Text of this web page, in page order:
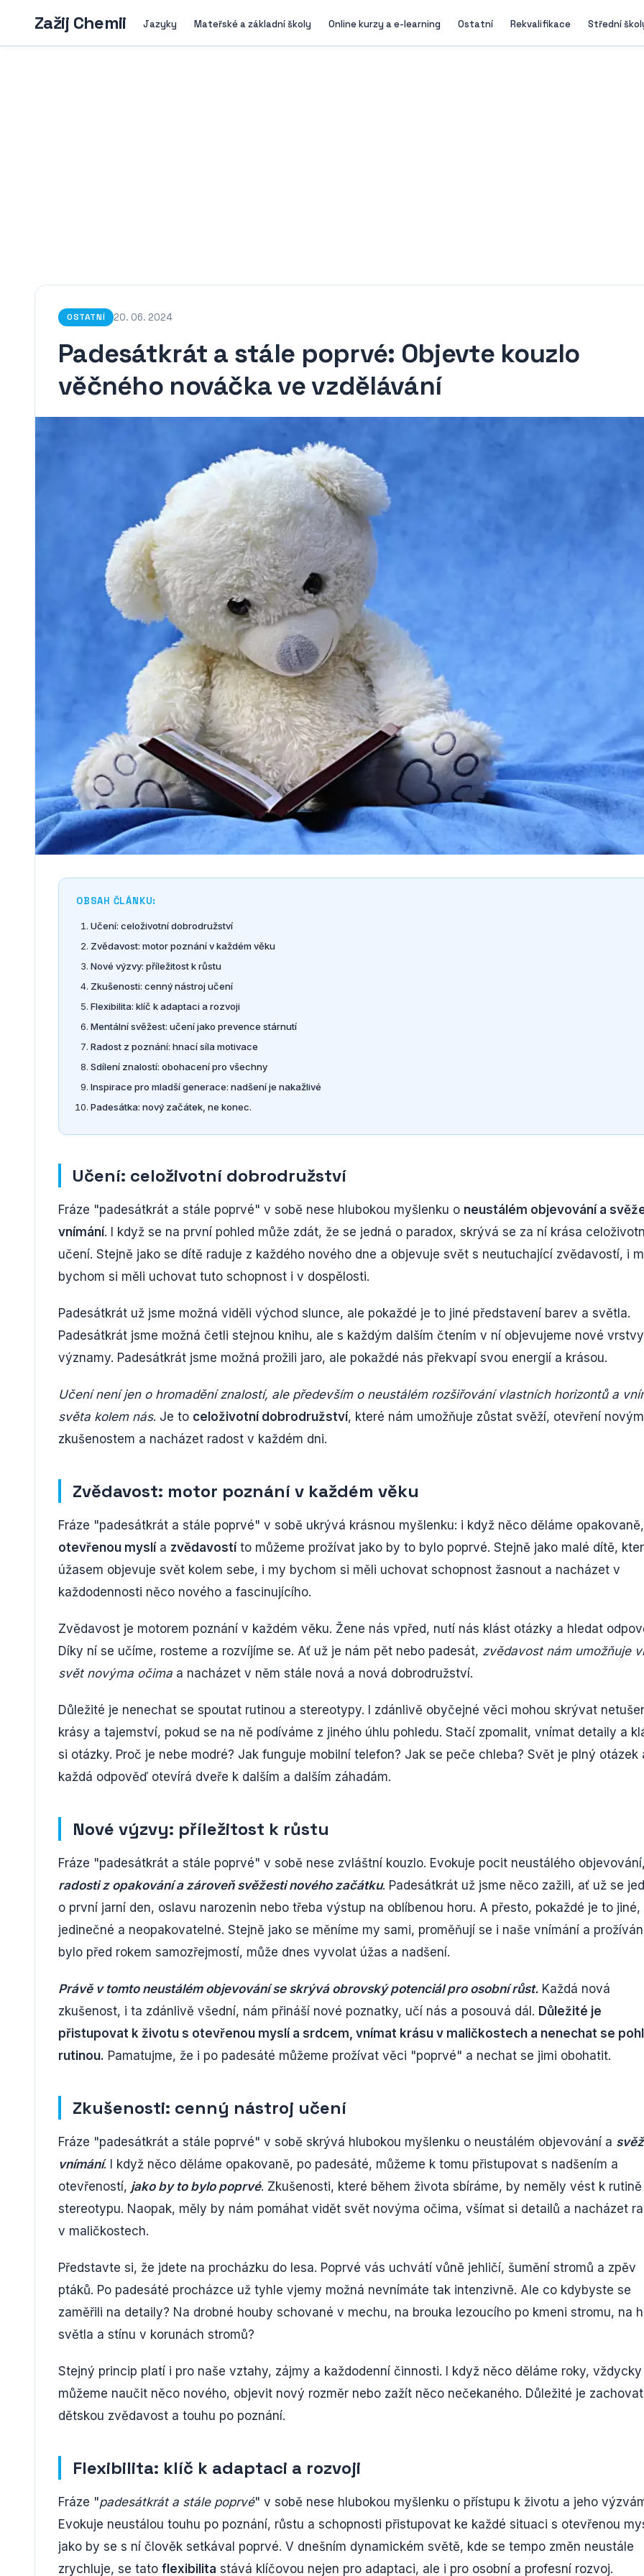
Zažij Chemii Jazyky Mateřské a základní školy Online kurzy a e-learning Ostatní Rekvalifikace Střední
OSTATNÍ 20. 06. 2024
Padesátkrát a stále poprvé: Objevte kouzlo
věčného nováčka ve vzdělávání
OBSAH ČLÁNKU:
Učení: celoživotní dobrodružství
Zvědavost: motor poznání v každém věku
Nové výzvy: příležitost k růstu
Zkušenosti: cenný nástroj učení
Flexibilita: klíč k adaptaci a rozvoji
Mentální svěžest: učení jako prevence stárnutí
Radost z poznání: hnací síla motivace
Sdílení znalostí: obohacení pro všechny
Inspirace pro mladší generace: nadšení je nakažlivé
Padesátka: nový začátek, ne konec.
Učení: celoživotní dobrodružství
Fráze "padesátkrát a stále poprvé" v sobě nese hlubokou myšlenku o neustálém objevování a
vnímání. I když se na první pohled může zdát, že se jedná o paradox, skrývá se za ní krása
učení. Stejně jako se dítě raduje z každého nového dne a objevuje svět s neutuchající zvědavostí, i
bychom si měli uchovat tuto schopnost i v dospělosti.
Padesátkrát už jsme možná viděli východ slunce, ale pokaždé je to jiné představení barev a světla.
Padesátkrát jsme možná četli stejnou knihu, ale s každým dalším čtením v ní objevujeme nové
významy. Padesátkrát jsme možná prožili jaro, ale pokaždé nás překvapí svou energií a krásou.
Učení není jen o hromadění znalostí, ale především o neustálém rozšiřování vlastních horizontů a
světa kolem nás. Je to celoživotní dobrodružství, které nám umožňuje zůstat svěží, otevření novým
zkušenostem a nacházet radost v každém dni.
Zvědavost: motor poznání v každém věku
Fráze "padesátkrát a stále poprvé" v sobě ukrývá krásnou myšlenku: i když něco děláme
otevřenou myslía zvědavostíto můžeme prožívat jako by to bylo poprvé. Stejně jako malé dítě,
úžasem objevuje svět kolem sebe, i my bychom si měli uchovat schopnost žasnout a nacházet v
každodennosti něco nového a fascinujícího.
Zvědavost je motorem poznání v každém věku. Žene nás vpřed, nutí nás klást otázky a hledat
Díky ní se učíme, rosteme a rozvíjíme se. Ať už je nám pět nebo padesát, zvědavost nám umožňuje
svět novýma očima a nacházet v něm stále nová a nová dobrodružství.
Důležité je nenechat se spoutat rutinou a stereotypy. I zdánlivě obyčejné věci mohou skrývat
krásy a tajemství, pokud se na ně podíváme z jiného úhlu pohledu. Stačí zpomalit, vnímat detaily a
si otázky. Proč je nebe modré? Jak funguje mobilní telefon? Jak se peče chleba? Svět je plný otázek
každá odpověď otevírá dveře k dalším a dalším záhadám.
Nové výzvy: příležitost k růstu
Fráze "padesátkrát a stále poprvé" v sobě nese zvláštní kouzlo. Evokuje pocit neustálého objevování,
radosti z opakování a zároveň svěžesti nového začátku. Padesátkrát už jsme něco zažili, ať už se
o první jarní den, oslavu narozenin nebo třeba výstup na oblíbenou horu. A přesto, pokaždé je to jiné,
jedinečné a neopakovatelné. Stejně jako se měníme my sami, proměňují se i naše vnímání a
bylo před rokem samozřejmostí, může dnes vyvolat úžas a nadšení.
Právě v tomto neustálém objevování se skrývá obrovský potenciál pro osobní růst. Každá nová
zkušenost, i ta zdánlivě všední, nám přináší nové poznatky, učí nás a posouvá dál. Důležité je
přistupovat k životu s otevřenou myslí a srdcem, vnímat krásu v maličkostech a nenechat se
rutinou. Pamatujme, že i po padesáté můžeme prožívat věci "poprvé" a nechat se jimi obohatit.
Zkušenosti: cenný nástroj učení
Fráze "padesátkrát a stále poprvé" v sobě skrývá hlubokou myšlenku o neustálém objevování a
vnímání. I když něco děláme opakovaně, po padesáté, můžeme k tomu přistupovat s nadšením a
otevřeností, jako by to bylo poprvé. Zkušenosti, které během života sbíráme, by neměly vést k rutině
stereotypu. Naopak, měly by nám pomáhat vidět svět novýma očima, všímat si detailů a nacházet
v maličkostech.
Představte si, že jdete na procházku do lesa. Poprvé vás uchvátí vůně jehličí, šumění stromů a zpěv
ptáků. Po padesáté procházce už tyhle vjemy možná nevnímáte tak intenzivně. Ale co kdybyste se
zaměřili na detaily? Na drobné houby schované v mechu, na brouka lezoucího po kmeni stromu, na
světla a stínu v korunách stromů?
Stejný princip platí i pro naše vztahy, zájmy a každodenní činnosti. I když něco děláme roky, vždycky
můžeme naučit něco nového, objevit nový rozměr nebo zažít něco nečekaného. Důležité je
dětskou zvědavost a touhu po poznání.
Flexibilita: klíč k adaptaci a rozvoji
Fráze "padesátkrát a stále poprvé" v sobě nese hlubokou myšlenku o přístupu k životu a jeho
Evokuje neustálou touhu po poznání, růstu a schopnosti přistupovat ke každé situaci s otevřenou
jako by se s ní člověk setkával poprvé. V dnešním dynamickém světě, kde se tempo změn neustále
zrychluje, se tato flexibilita stává klíčovou nejen pro adaptaci, ale i pro osobní a profesní rozvoj.